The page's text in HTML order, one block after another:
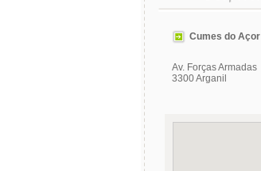
Cumes do Açor
Av. Forças Armadas
3300 Arganil